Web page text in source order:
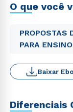
O que você
PROPOSTAS
PARA
Baixar
Diferenciais